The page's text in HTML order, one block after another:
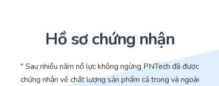
Hồ sơ chứng nhận
" Sau nhiều năm nổ lực không ngừng PNTech đã được
chứng nhận về chất lượng sản phẩm cả trong và ngoài